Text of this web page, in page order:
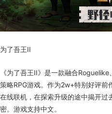
为了吾王II
《为了吾王II》是一款融合
策略RPG游戏。作为2w+特别好评前
在线联机，在探索升级的途中揭开过
密。游戏支持中文。